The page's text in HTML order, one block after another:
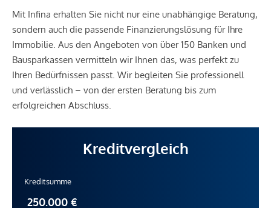
Mit Infina erhalten Sie nicht nur eine unabhängige Beratung,
sondern auch die passende Finanzierungslösung für Ihre
Immobilie. Aus den Angeboten von über 150 Banken und
Bausparkassen vermitteln wir Ihnen das, was perfekt zu
Ihren Bedürfnissen passt. Wir begleiten Sie professionell
und verlässlich – von der ersten Beratung bis zum
erfolgreichen Abschluss.
Kreditvergleich
Kreditsumme